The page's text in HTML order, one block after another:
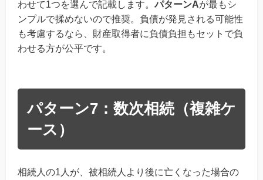
わせて1つを選んで記載します。パターンAが最もシ
ンプルで揉めないので推奨。負債が発見される可能性
も考慮するなら、財産取得者に負債負担もセットで負
わせる方が公平です。
パターン7：数次相続（複雑ケ
ース）
相続人の1人が、被相続人より後に亡くなった場合の